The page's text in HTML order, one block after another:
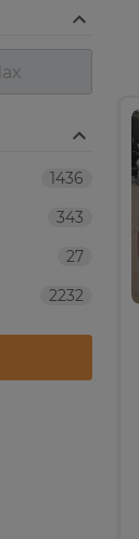
1436
343
27
2232